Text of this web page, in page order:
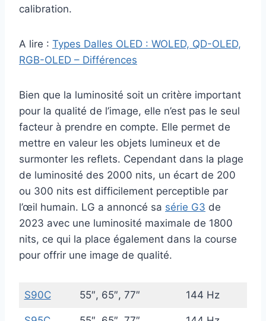
calibration.
A lire : Types Dalles OLED : WOLED, QD-OLED,
RGB-OLED – Différences
Bien que la luminosité soit un critère important
pour la qualité de l’image, elle n’est pas le seul
facteur à prendre en compte. Elle permet de
mettre en valeur les objets lumineux et de
surmonter les reflets. Cependant dans la plage
de luminosité des 2000 nits, un écart de 200
ou 300 nits est difficilement perceptible par
l’œil humain. LG a annoncé sa série G3 de
2023 avec une luminosité maximale de 1800
nits, ce qui la place également dans la course
pour offrir une image de qualité.
S90C 55″, 65″, 77″ 144 Hz